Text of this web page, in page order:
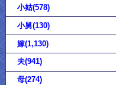
小姑(578)
小舅(130)
嫁(1,130)
夫(941)
母(274)